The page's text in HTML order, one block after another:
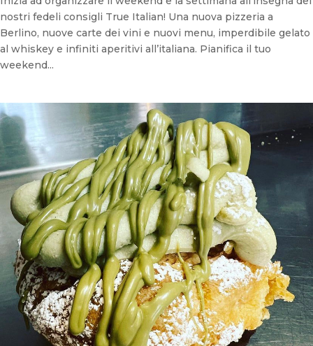
nostri fedeli consigli True Italian! Una nuova pizzeria a
Berlino, nuove carte dei vini e nuovi menu, imperdibile gelato
al whiskey e infiniti aperitivi all’italiana. Pianifica il tuo
weekend...